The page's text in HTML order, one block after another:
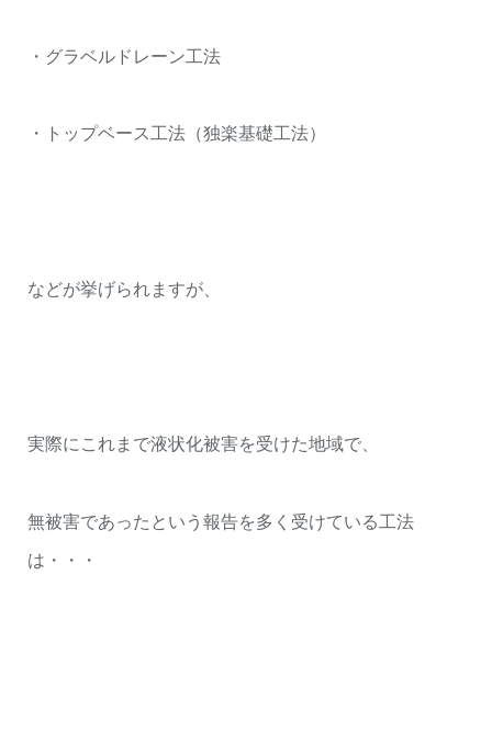
・グラベルドレーン工法
・トップベース工法（独楽基礎工法）
などが挙げられますが、
実際にこれまで液状化被害を受けた地域で、
無被害であったという報告を多く受けている工法
は・・・